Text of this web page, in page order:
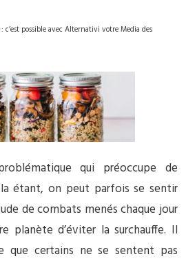
possible avec Alternativi votre Media des
qui préoccupe de
étant, on peut parfois se sentir
de combats menés chaque jour
planète d’éviter la surchauffe. Il
que certains ne se sentent pas